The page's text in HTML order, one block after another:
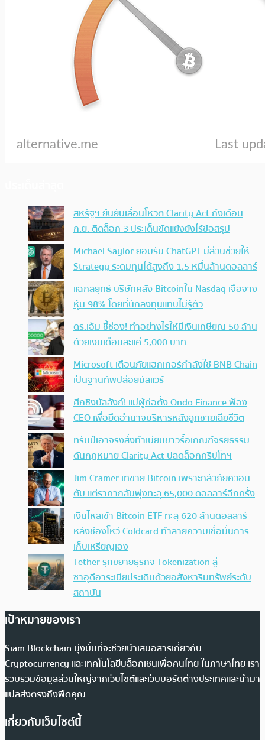
สหรัฐฯ ยืนยันเลื่อนโหวต Clarity Act ถึงเดือน
ก.ย. ติดล็อก 3 ประเด็นขัดแย้งยังไร้ข้อสรุป
Michael Saylor ยอมรับ ChatGPT มีส่วนช่วยให้
Strategy ระดมทุนได้สูงถึง 1.5 หมื่นล้านดอลลาร์
แฉกลยุทธ์ บริษัทคลัง Bitcoinใน Nasdaq เจือจาง
หุ้น 98% โดยที่นักลงทุนแทบไม่รู้ตัว
ดร.เอ็ม ชี้ช่อง! ทำอย่างไรให้มีเงินเกษียณ 50 ล้าน
ด้วยเงินเดือนละแค่ 5,000 บาท
Microsoft เตือนภัยแฮกเกอร์กำลังใช้ BNB Chain
เป็นฐานทัพปล่อยมัลแวร์
ศึกชิงบัลลังก์! แม่ผู้ก่อตั้ง Ondo Finance ฟ้อง
CEO เพื่อยึดอำนาจบริหารหลังลูกชายเสียชีวิต
ทรัมป์เอาจริง สั่งทำเนียบขาวรื้อเกณฑ์จริยธรรม
ดันกฎหมาย Clarity Act ปลดล็อกคริปโทฯ
Jim Cramer เทขาย Bitcoin เพราะกลัวภัยควอน
ตัม แต่ราคากลับพุ่งทะลุ 65,000 ดอลลาร์อีกครั้ง
เงินไหลเข้า Bitcoin ETF ทะลุ 620 ล้านดอลลาร์
หลังช่องโหว่ Coldcard ทำลายความเชื่อมั่นการ
เก็บเหรียญเอง
Tether รุกขยายธุรกิจ Tokenization สู่
ซาอุดีอาระเบียประเดิมด้วยอสังหาริมทรัพย์ระดับ
สถาบัน
เป้าหมายของเรา
Siam Blockchain มุ่งมั่นที่จะช่วยนำเสนอสารเกี่ยวกับ
Cryptocurrency และเทคโนโลยีบล็อกเชนเพื่อคนไทย ในภาษาไทย เรา
รวบรวมข้อมูลส่วนใหญ่จากเว็บไซต์และเว็บบอร์ดต่างประเทศและนำมา
แปลส่งตรงถึงฟีดคุณ
เกี่ยวกับเว็บไซต์นี้